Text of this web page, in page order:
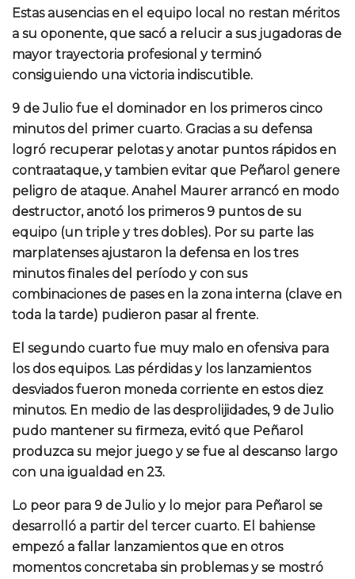
Estas ausencias en el equipo local no restan méritos
a su oponente, que sacó a relucir a sus jugadoras de
mayor trayectoria profesional y terminó
consiguiendo una victoria indiscutible.
9 de Julio fue el dominador en los primeros cinco
minutos del primer cuarto. Gracias a su defensa
logró recuperar pelotas y anotar puntos rápidos en
contraataque, y tambien evitar que Peñarol genere
peligro de ataque. Anahel Maurer arrancó en modo
destructor, anotó los primeros 9 puntos de su
equipo (un triple y tres dobles). Por su parte las
marplatenses ajustaron la defensa en los tres
minutos finales del período y con sus
combinaciones de pases en la zona interna (clave en
toda la tarde) pudieron pasar al frente.
El segundo cuarto fue muy malo en ofensiva para
los dos equipos. Las pérdidas y los lanzamientos
desviados fueron moneda corriente en estos diez
minutos. En medio de las desprolijidades, 9 de Julio
pudo mantener su firmeza, evitó que Peñarol
produzca su mejor juego y se fue al descanso largo
con una igualdad en 23.
Lo peor para 9 de Julio y lo mejor para Peñarol se
desarrolló a partir del tercer cuarto. El bahiense
empezó a fallar lanzamientos que en otros
momentos concretaba sin problemas y se mostró